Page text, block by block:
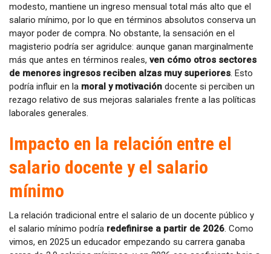
modesto, mantiene un ingreso mensual total más alto que el
salario mínimo, por lo que en términos absolutos conserva un
mayor poder de compra. No obstante, la sensación en el
magisterio podría ser agridulce: aunque ganan marginalmente
más que antes en términos reales, ven cómo otros sectores
de menores ingresos reciben alzas muy superiores. Esto
podría influir en la moral y motivación docente si perciben un
rezago relativo de sus mejoras salariales frente a las políticas
laborales generales.
Impacto en la relación entre el
salario docente y el salario
mínimo
La relación tradicional entre el salario de un docente público y
el salario mínimo podría redefinirse a partir de 2026. Como
vimos, en 2025 un educador empezando su carrera ganaba